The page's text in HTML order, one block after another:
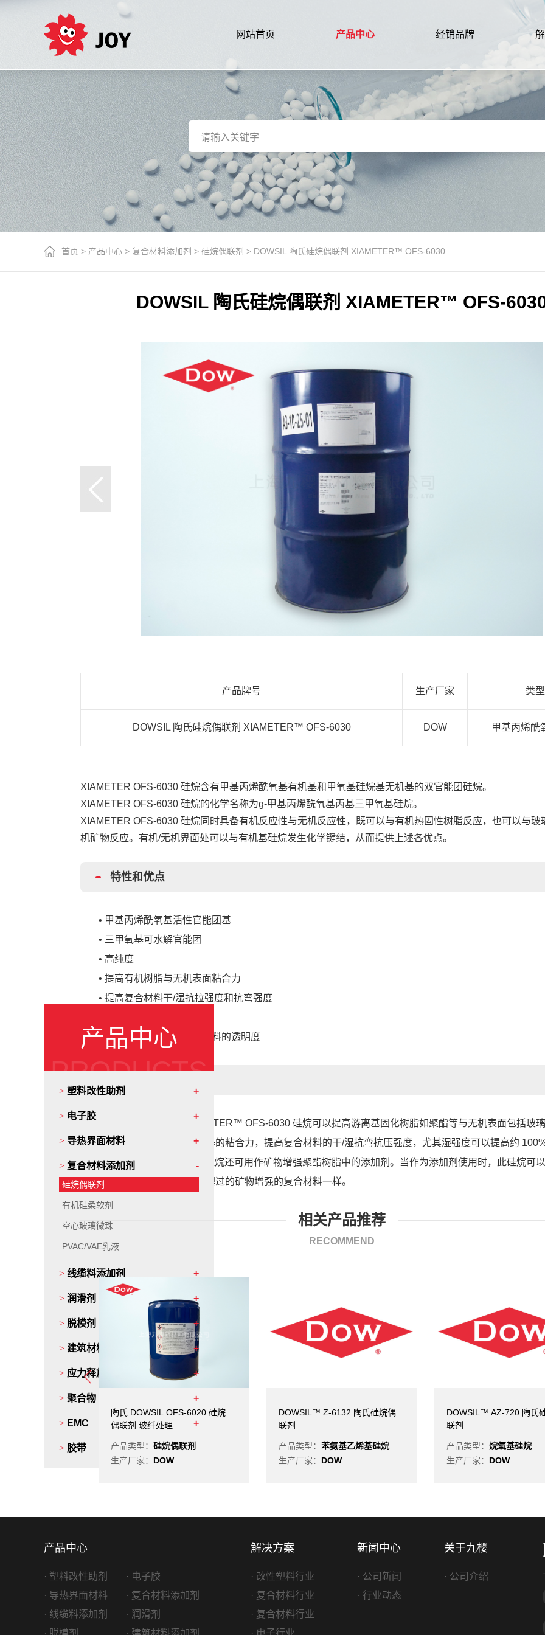
网站首页 产品中心 经销品牌
首页 > 产品中心 > 复合材料添加剂 > 硅烷偶联剂 > DOWSIL 陶氏硅烷偶联剂 XIAMETER™ OFS-6030
产品中心
PRODUCTS
> 塑料改性助剂
> 电子胶
> 导热界面材料
> 复合材料添加剂
硅烷偶联剂
有机硅柔软剂
空心玻璃微珠
PVAC/VAE乳液
> 线缆料添加剂
> 润滑剂
> 脱模剂
> 建筑材料添加剂
> 应力释放剂
> 聚合物
> EMC
> 胶带
DOWSIL 陶氏硅烷偶联剂 XIAMETER™ OFS-
产品牌号 生产厂家 类型
DOWSIL 陶氏硅烷偶联剂 XIAMETER™ OFS-6030 DOW 甲基丙烯酰
XIAMETER OFS-6030 硅烷含有甲基丙烯酰氧基有机基和甲氧基硅烷基无机基的双官能团硅烷。
XIAMETER OFS-6030 硅烷的化学名称为g-甲基丙烯酰氧基丙基三甲氧基硅烷。
XIAMETER OFS-6030 硅烷同时具备有机反应性与无机反应性，既可以与有机热固性树脂反应，也可以与玻
机矿物反应。有机/无机界面处可以与有机基硅烷发生化学键结，从而提供上述各优点。
特性和优点
• 甲基丙烯酰氧基活性官能团基
• 三甲氧基可水解官能团
• 高纯度
• 提高有机树脂与无机表面粘合力
• 提高复合材料干/湿抗拉强度和抗弯强度
• 提高聚酯玻璃纤维复合材料的透明度
XIAMETER™ OFS-6030 硅烷可以提高游离基固化树脂如聚酯等与无机表面包括玻
土、石英、其他硅土材料等的粘合力，提高复合材料的干/湿抗弯抗压强度，尤其湿强度可以提高约
•XIAMETER OFS-6030 硅烷还可用作矿物增强聚酯树脂中的添加剂。当作为添加剂使用时，此硅烷可
料的特性，就像用硅烷处理过的矿物增强的复合材料一样。
相关产品推荐
RECOMMEND
陶氏 DOWSIL OFS-6020 硅烷
偶联剂 玻纤处理
产品类型： 硅烷偶联剂
生产厂家： DOW
DOWSIL™ Z-6132 陶氏硅烷偶
联剂
产品类型： 苯氨基乙烯基硅烷
生产厂家： DOW
DOWSIL™ AZ-720 陶氏
联剂
产品类型： 烷氧基硅烷
生产厂家： DOW
产品中心
· 塑料改性助剂
· 电子胶
· 导热界面材料
· 复合材料添加剂
· 线缆料添加剂
· 润滑剂
· 脱模剂
· 建筑材料添加剂
解决方案
· 改性塑料行业
· 复合材料行业
· 复合材料行业
· 电子行业
新闻中心
· 公司新闻
· 行业动态
关于九樱
· 公司介绍